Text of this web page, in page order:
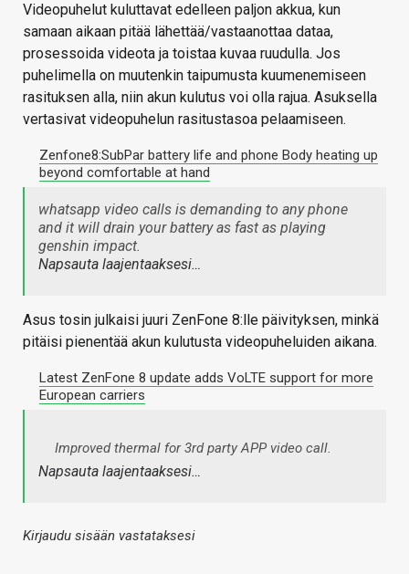
Videopuhelut kuluttavat edelleen paljon akkua, kun
samaan aikaan pitää lähettää/vastaanottaa dataa,
prosessoida videota ja toistaa kuvaa ruudulla. Jos
puhelimella on muutenkin taipumusta kuumenemiseen
rasituksen alla, niin akun kulutus voi olla rajua. Asuksella
vertasivat videopuhelun rasitustasoa pelaamiseen.
Zenfone8:SubPar battery life and phone Body heating up
beyond comfortable at hand
whatsapp video calls is demanding to any phone
and it will drain your battery as fast as playing
genshin impact.
Napsauta laajentaaksesi…
Asus tosin julkaisi juuri ZenFone 8:lle päivityksen, minkä
pitäisi pienentää akun kulutusta videopuheluiden aikana.
Latest ZenFone 8 update adds VoLTE support for more
European carriers
Improved thermal for 3rd party APP video call.
Napsauta laajentaaksesi…
Kirjaudu sisään vastataksesi